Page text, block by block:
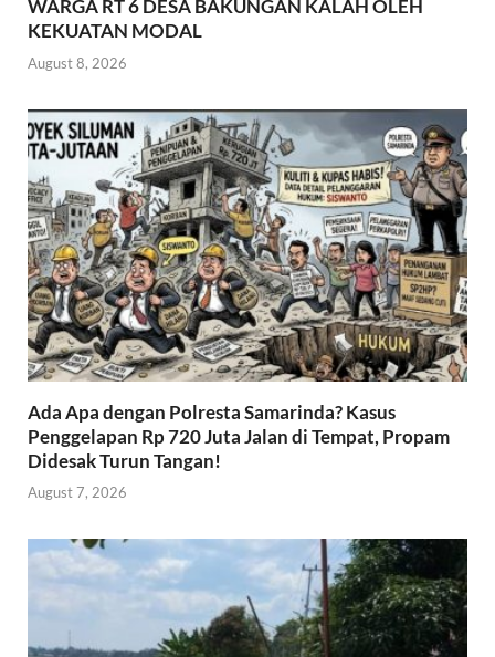
WARGA RT 6 DESA BAKUNGAN KALAH OLEH
KEKUATAN MODAL
August 8, 2026
Ada Apa dengan Polresta Samarinda? Kasus
Penggelapan Rp 720 Juta Jalan di Tempat, Propam
Didesak Turun Tangan!
August 7, 2026